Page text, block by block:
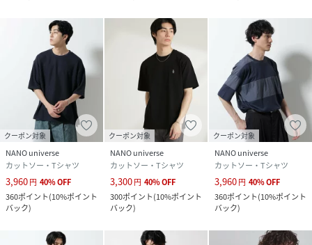
クーポン対象
NANO universe
カットソー・Tシャツ
3,960円 40%OFF
360ポイント(10%ポイント
バック)
クーポン対象
NANO universe
カットソー・Tシャツ
3,300円 40%OFF
300ポイント(10%ポイント
バック)
クーポン対象
NANO universe
カットソー・Tシャツ
3,960円 40%OFF
360ポイント(10%ポイント
バック)